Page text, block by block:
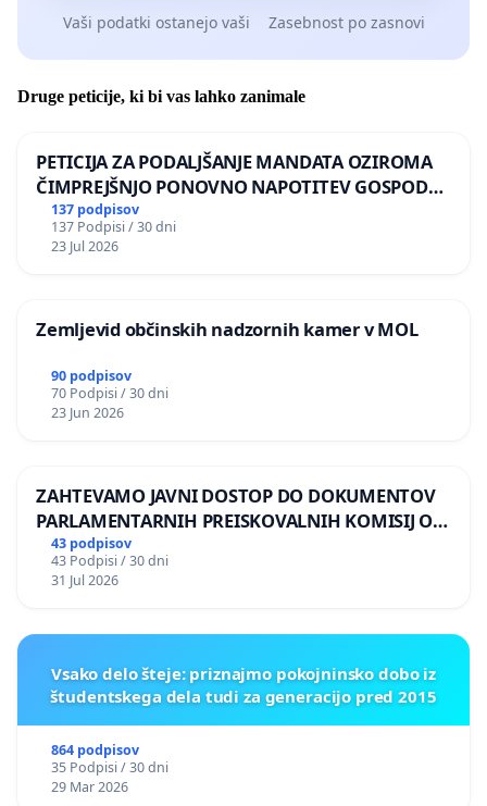
Vaši podatki ostanejo vaši Zasebnost po zasnovi
Druge peticije, ki bi vas lahko zanimale
PETICIJA ZA PODALJŠANJE MANDATA OZIROMA
ČIMPREJŠNJO PONOVNO NAPOTITEV GOSPODA
BERNARDA ŠRAJNERJA NA VELEPOSLANIŠTVO
REPUBLIKE SLOVENIJE V MOSKVI
137 podpisov
137 Podpisi / 30 dni
23 Jul 2026
Zemljevid občinskih nadzornih kamer v MOL
90 podpisov
70 Podpisi / 30 dni
23 Jun 2026
ZAHTEVAMO JAVNI DOSTOP DO DOKUMENTOV
PARLAMENTARNIH PREISKOVALNIH KOMISIJ O
ILEGALNI TRGOVINI Z OROŽJEM
43 podpisov
43 Podpisi / 30 dni
31 Jul 2026
Vsako delo šteje: priznajmo pokojninsko dobo iz
študentskega dela tudi za generacijo pred 2015
864 podpisov
35 Podpisi / 30 dni
29 Mar 2026